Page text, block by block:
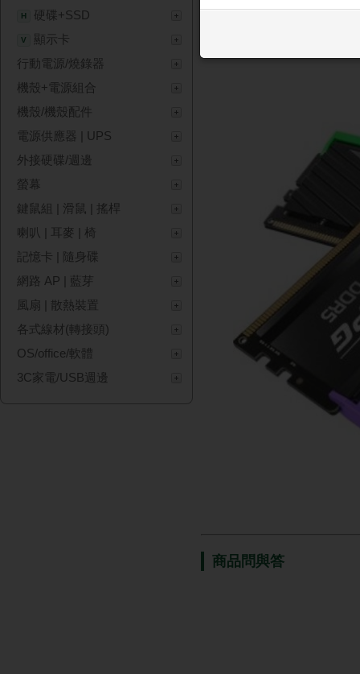
H 硬碟+SSD
V
顯示卡
行動電源/燒錄器
機殼+電源組合
機殼/機殼配件
電源供應器 | UPS
外接硬碟/週邊
螢幕
鍵鼠組 | 滑鼠 | 搖桿
喇叭 | 耳麥 | 椅
記憶卡 | 隨身碟
網路 AP | 藍芽
風扇 | 散熱裝置
各式線材(轉接頭)
OS/office/軟體
3C家電/USB週邊
商品問與答